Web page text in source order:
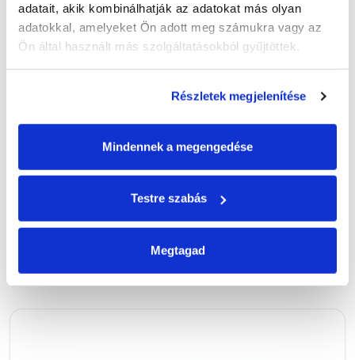
adatait, akik kombinálhatják az adatokat más olyan
adatokkal, amelyeket Ön adott meg számukra vagy az
Ön által használt más szolgáltatásokból gyűjtöttek.
Részletek megjelenítése
Mindennek a megengedése
Testre szabás
Megtagad
MASTERFOL TAPE-2
KÉTOLDALAS RAGASZTÓSZALAG
BŐVEBBEN